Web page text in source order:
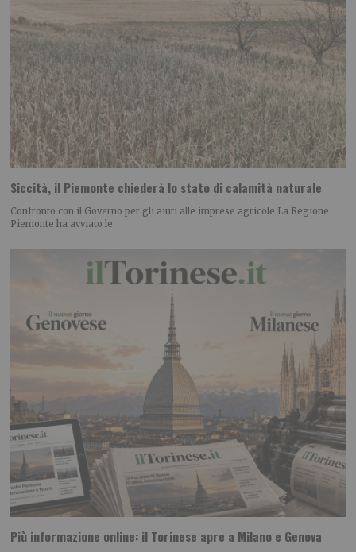
Siccità, il Piemonte chiederà lo stato di calamità naturale
Confronto con il Governo per gli aiuti alle imprese agricole La Regione
Piemonte ha avviato le
Più informazione online: il Torinese apre a Milano e Genova